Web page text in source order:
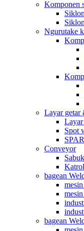
Komponen
Ngurutake
Layar getar
Spot
Conveyor
bagean
bagean